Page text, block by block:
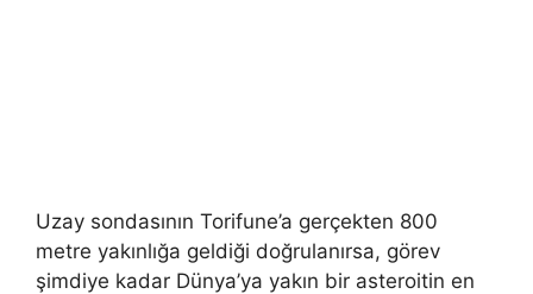
Uzay sondasının Torifune’a gerçekten 800
metre yakınlığa geldiği doğrulanırsa, görev
şimdiye kadar Dünya’ya yakın bir asteroitin en